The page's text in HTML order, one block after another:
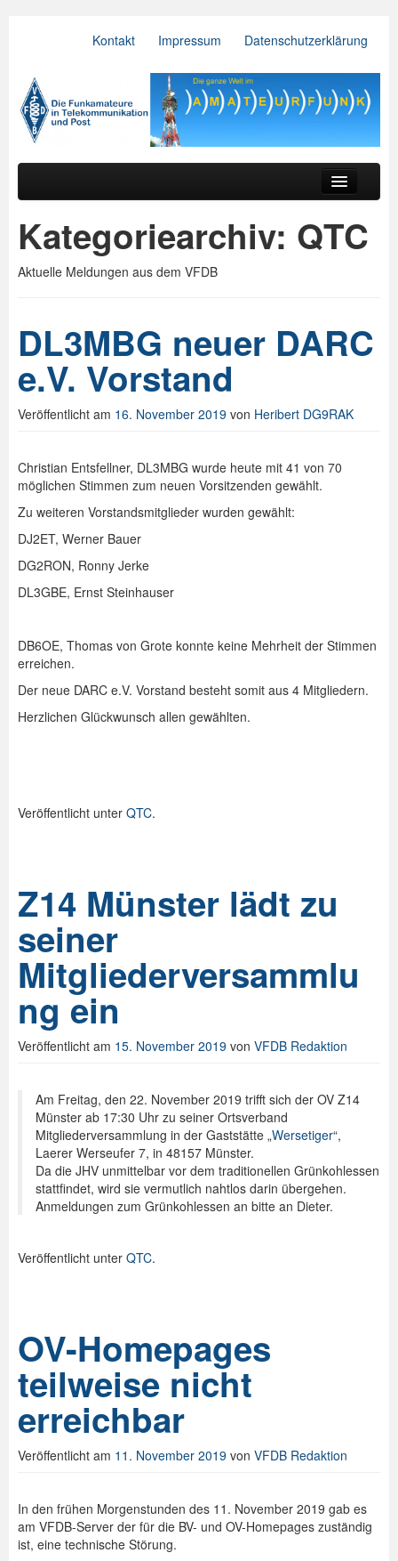
Kontakt Impressum Datenschutzerklärung
VFDB e.V.
Hauptmenü
Der Verein
Referate
Relais
Downloads
Spenden
Login
Kategoriearchiv: QTC
Aktuelle Meldungen aus dem VFDB
DL3MBG neuer DARC
e.V. Vorstand
Veröffentlicht am 16. November 2019 von Heribert DG9RAK
Christian Entsfellner, DL3MBG wurde heute mit 41 von 70
möglichen Stimmen zum neuen Vorsitzenden gewählt.
Zu weiteren Vorstandsmitglieder wurden gewählt:
DJ2ET, Werner Bauer
DG2RON, Ronny Jerke
DL3GBE, Ernst Steinhauser
DB6OE, Thomas von Grote konnte keine Mehrheit der Stimmen
erreichen.
Der neue DARC e.V. Vorstand besteht somit aus 4 Mitgliedern.
Herzlichen Glückwunsch allen gewählten.
Veröffentlicht unter QTC.
Z14 Münster lädt zu
seiner
Mitgliederversammlu
ng ein
Veröffentlicht am 15. November 2019 von VFDB Redaktion
Am Freitag, den 22. November 2019 trifft sich der OV Z14
Münster ab 17:30 Uhr zu seiner Ortsverband
Mitgliederversammlung in der Gaststätte „Wersetiger“,
Laerer Werseufer 7, in 48157 Münster.
Da die JHV unmittelbar vor dem traditionellen Grünkohlessen
stattfindet, wird sie vermutlich nahtlos darin übergehen.
Anmeldungen zum Grünkohlessen an bitte an Dieter.
Veröffentlicht unter QTC.
OV-Homepages
teilweise nicht
erreichbar
Veröffentlicht am 11. November 2019 von VFDB Redaktion
In den frühen Morgenstunden des 11. November 2019 gab es
am VFDB-Server der für die BV- und OV-Homepages zuständig
ist, eine technische Störung.